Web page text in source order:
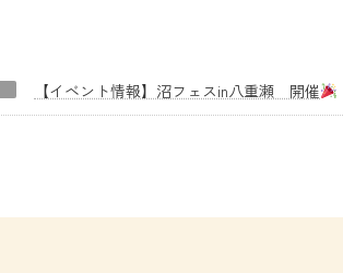
【イベント情報】沼フェスin八重瀬 開催